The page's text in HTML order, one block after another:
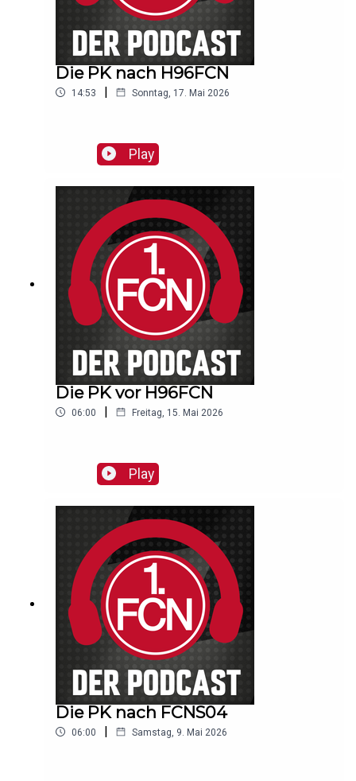
Die PK nach H96FCN
14:53 | Sonntag, 17. Mai 2026
Play
Die PK vor H96FCN
06:00 | Freitag, 15. Mai 2026
Play
Die PK nach FCNS04
06:00 | Samstag, 9. Mai 2026